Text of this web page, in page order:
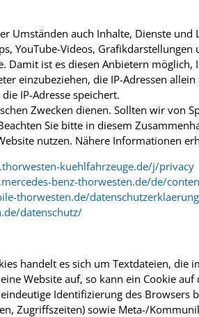
Umständen auch Inhalte, Dienste
YouTube-Videos,
Damit ist es diesen Anbietern
einzubeziehen, die IP-Adressen
IP-Adresse speichert.
Zwecken dienen. Sollten wir
Sie bitte in diesem
nutzen. Nähere Informationen
kuehlfahrzeuge.de/j/privacy
benz-thorwesten.de/de/
thorwesten.de/
datenschutz/
handelt es sich um Textdateien,
Website auf, so kann ein Cookie
Identifizierung des
Zugriffszeiten) sowie Meta-/